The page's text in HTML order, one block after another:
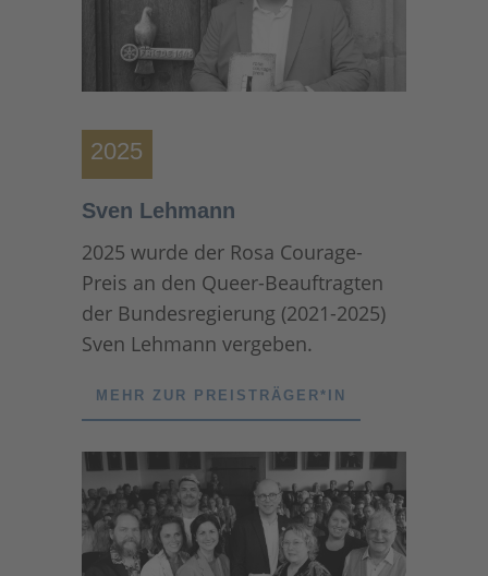
2025
Sven Lehmann
2025 wurde der Rosa Courage-
Preis an den Queer-Beauftragten
der Bundesregierung (2021-2025)
Sven Lehmann vergeben.
MEHR ZUR PREISTRÄGER*IN